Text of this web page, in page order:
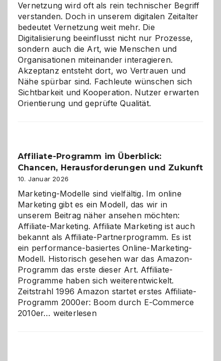
Vernetzung wird oft als rein technischer Begriff
verstanden. Doch in unserem digitalen Zeitalter
bedeutet Vernetzung weit mehr. Die
Digitalisierung beeinflusst nicht nur Prozesse,
sondern auch die Art, wie Menschen und
Organisationen miteinander interagieren.
Akzeptanz entsteht dort, wo Vertrauen und
Nähe spürbar sind. Fachleute wünschen sich
Sichtbarkeit und Kooperation. Nutzer erwarten
Orientierung und geprüfte Qualität.
Affiliate-Programm im Überblick:
Chancen, Herausforderungen und Zukunft
10. Januar 2026
Marketing-Modelle sind vielfältig. Im online
Marketing gibt es ein Modell, das wir in
unserem Beitrag näher ansehen möchten:
Affiliate-Marketing. Affiliate Marketing ist auch
bekannt als Affiliate-Partnerprogramm. Es ist
ein performance-basiertes Online-Marketing-
Modell. Historisch gesehen war das Amazon-
Programm das erste dieser Art. Affiliate-
Programme haben sich weiterentwickelt.
Zeitstrahl 1996 Amazon startet erstes Affiliate-
Programm 2000er: Boom durch E-Commerce
2010er… Affiliate-
weiterlesen